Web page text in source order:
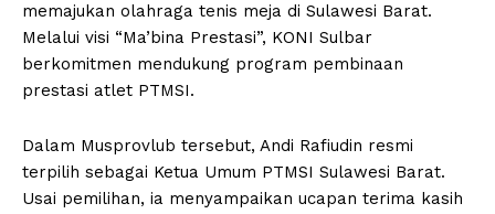
memajukan olahraga tenis meja di Sulawesi Barat.
Melalui visi “Ma’bina Prestasi”, KONI Sulbar
berkomitmen mendukung program pembinaan
prestasi atlet PTMSI.
Dalam Musprovlub tersebut, Andi Rafiudin resmi
terpilih sebagai Ketua Umum PTMSI Sulawesi Barat.
Usai pemilihan, ia menyampaikan ucapan terima kasih